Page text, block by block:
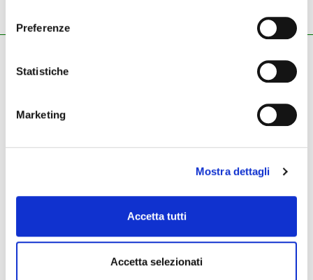
Preferenze
Statistiche
Marketing
Mostra dettagli
Accetta tutti
Accetta selezionati
Pianoforti - Strumenti musicali
email pec: